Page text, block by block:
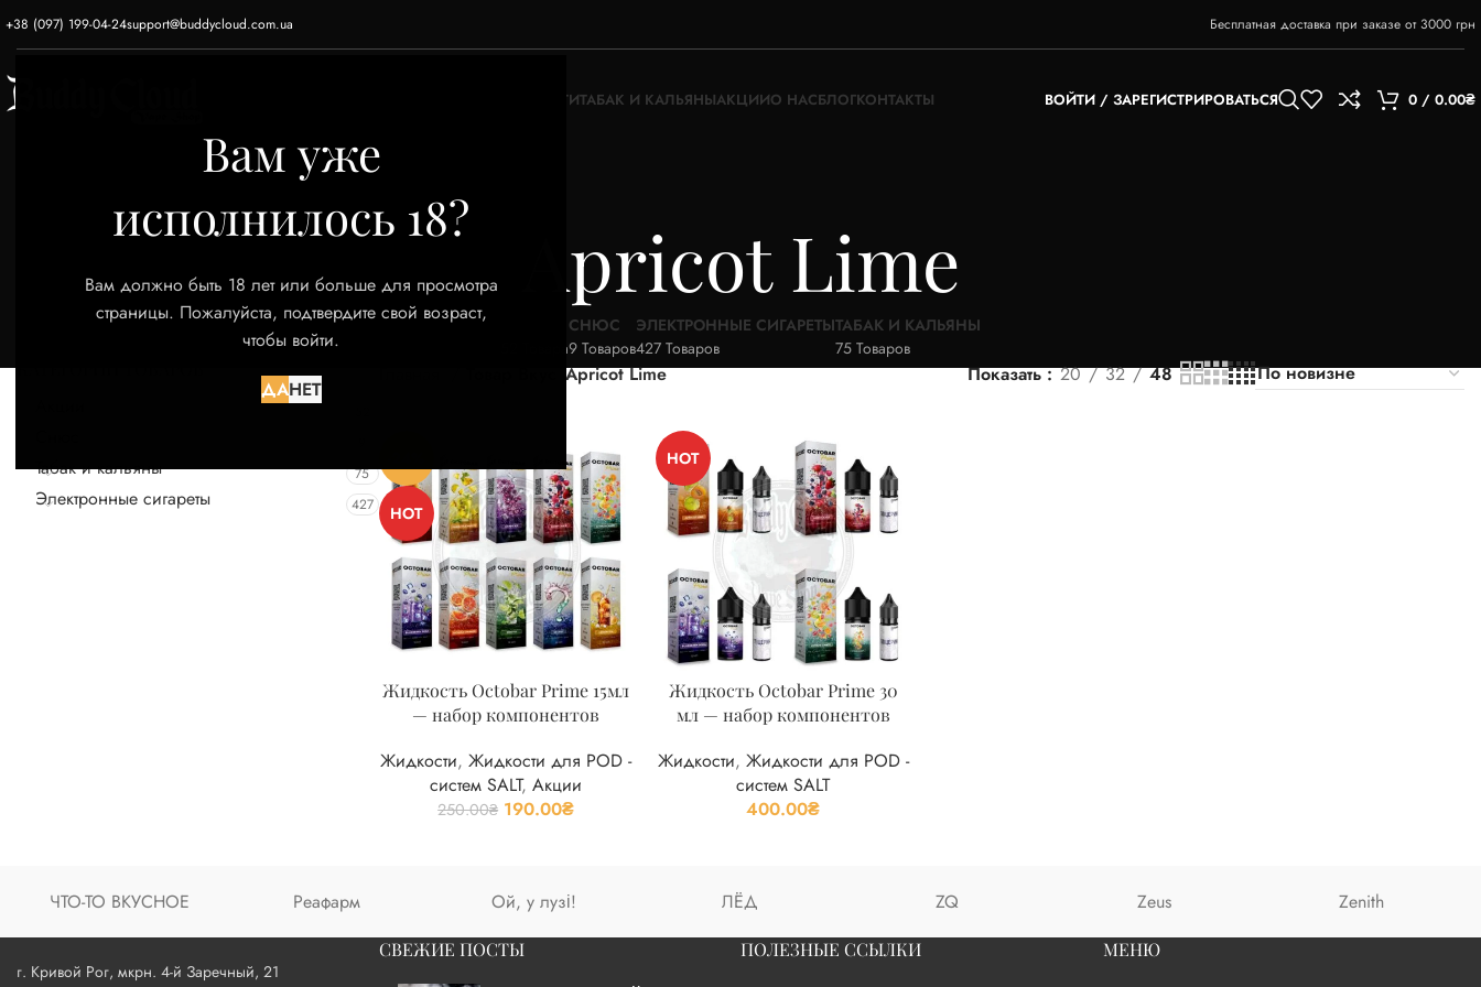
Вам уже
исполнилось 18?
Вам должно быть 18 лет или больше для просмотра
страницы. Пожалуйста, подтвердите свой возраст,
чтобы войти.
ДАНЕТ
+38 (097) 199-04-24support@buddycloud.com.ua Бесплатная доставка при заказе от 3000 грн
ЖИДКОСТИТАБАК И КАЛЬЯНЫАКЦИИО НАСБЛОГКОНТАКТЫ ВОЙТИ / ЗАРЕГИСТРИРОВАТЬСЯ 0 / 0.00₴
Apricot Lime
52 Товара
СНЮС
9 Товаров
ЭЛЕКТРОННЫЕ СИГАРЕТЫ
427 Товаров
ТАБАК И КАЛЬЯНЫ
75 Товаров
Табак и кальяны 75
Электронные сигареты 427
Apricot Lime Показать 20 32 48
HOT
Жидкость Octobar Prime 15мл
— набор компонентов
Жидкости,Жидкости для POD -
систем SALT,Акции
250.00₴ 190.00₴
HOT
Жидкость Octobar Prime 30
мл — набор компонентов
Жидкости, Жидкости для POD -
систем SALT
400.00₴
ЧТО-ТО ВКУСНОЕ Реафарм Ой, у лузі! ЛЁД ZQ Zeus Zenith
г. Кривой Рог, мкрн. 4-й Заречный, 21
СВЕЖИЕ ПОСТЫ
ПОЛЕЗНЫЕ ССЫЛКИ МЕНЮ